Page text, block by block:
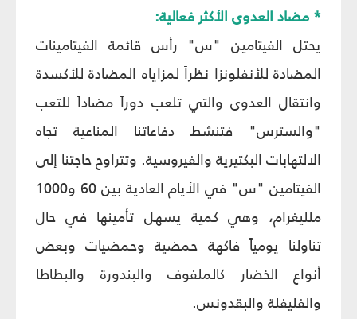
* مضاد العدوى الأكثر فعالية:
يحتل الفيتامين "س" رأس قائمة الفيتامينات
المضادة للأنفلونزا نظراً لمزاياه المضادة للأكسدة
وانتقال العدوى والتي تلعب دوراً مضاداً للتعب
"والسترس" فتنشط دفاعاتنا المناعية تجاه
الالتهابات البكتيرية والفيروسية. وتتراوح حاجتنا إلى
الفيتامين "س" في الأيام العادية بين 60 و1000
ملليغرام، وهي كمية يسهل تأمينها في حال
تناولنا يومياً فاكهة حمضية وحمضيات وبعض
أنواع الخضار كالملفوف والبندورة والبطاطا
والفليفلة والبقدونس.